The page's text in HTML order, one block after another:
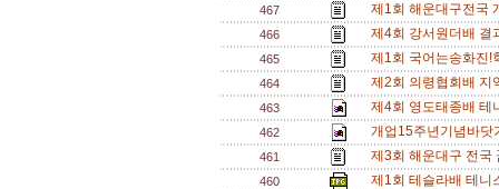
467 제1회 해운대구전국
466 제4회 강서원더배
465 제1회 국어는송화진
464 제2회 의령협회배
463 제4회 영도태종배
462 개업15주년기념바
461 제3회 해운대구 전
460 제1회 테슬라배 테